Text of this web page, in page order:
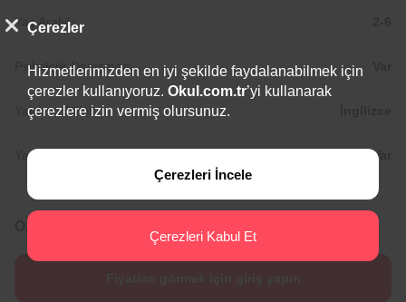
Yaş Aralığı:
Psikolojik Danışman:
Yabancı Diller:
Yaz Okulu: Var
Çerezler
Hizmetlerimizden en iyi şekilde faydalanabilmek için
çerezler kullanıyoruz. Okul.com.tr’yi kullanarak
çerezlere izin vermiş olursunuz.
Çerezleri İncele
Çerezleri Kabul Et